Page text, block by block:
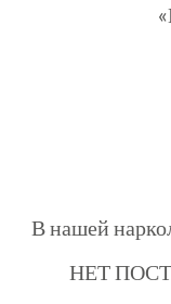
В нашей
НЕТ